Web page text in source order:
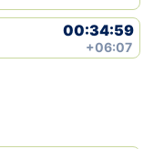
00:34:59
+06:07